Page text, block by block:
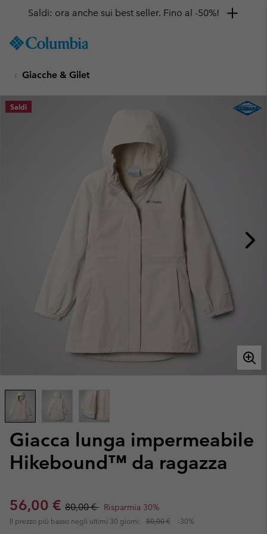
TO
SKIP
MAIN
NAV
Saldi: ora anche sui best seller. Fino al -50%!
Giacche & Gilet
Giacca lunga impermeabile
Hikebound™ da ragazza
Sale price:
56,00 € Regular price:
80,00 € Risparmia 30%
Il prezzo più basso negli ultimi 30 giorni: 80,00 € -30%
Saldi